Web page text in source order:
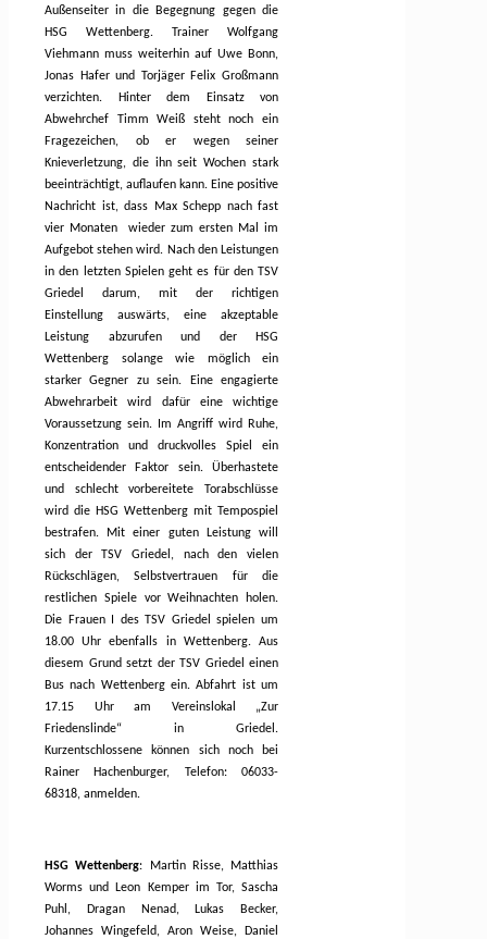
Außenseiter in die Begegnung gegen die
HSG Wettenberg. Trainer Wolfgang
Viehmann muss weiterhin auf Uwe Bonn,
Jonas Hafer und Torjäger Felix Großmann
verzichten. Hinter dem Einsatz von
Abwehrchef Timm Weiß steht noch ein
Fragezeichen, ob er wegen seiner
Knieverletzung, die ihn seit Wochen stark
beeinträchtigt, auflaufen kann. Eine positive
Nachricht ist, dass Max Schepp nach fast
vier Monaten
wieder zum ersten Mal im
Aufgebot stehen wird. Nach den Leistungen
in den letzten Spielen geht es für den TSV
Griedel darum, mit der richtigen
Einstellung auswärts, eine akzeptable
Leistung abzurufen und der HSG
Wettenberg solange wie möglich ein
starker Gegner zu sein. Eine engagierte
Abwehrarbeit wird dafür eine wichtige
Voraussetzung sein. Im Angriff wird Ruhe,
Konzentration und druckvolles Spiel ein
entscheidender Faktor sein. Überhastete
und schlecht vorbereitete Torabschlüsse
wird die HSG Wettenberg mit Tempospiel
bestrafen. Mit einer guten Leistung will
sich der TSV Griedel, nach den vielen
Rückschlägen, Selbstvertrauen für die
restlichen Spiele vor Weihnachten holen.
Die Frauen I des TSV Griedel spielen um
18.00 Uhr ebenfalls in Wettenberg. Aus
diesem Grund setzt der TSV Griedel einen
Bus nach Wettenberg ein. Abfahrt ist um
17.15 Uhr am Vereinslokal „Zur
Friedenslinde“ in Griedel.
Kurzentschlossene können sich noch bei
Rainer Hachenburger, Telefon: 06033-
68318, anmelden.
HSG Wettenberg: Martin Risse, Matthias
Worms und Leon Kemper im Tor, Sascha
Puhl, Dragan Nenad, Lukas Becker,
Johannes Wingefeld, Aron Weise, Daniel